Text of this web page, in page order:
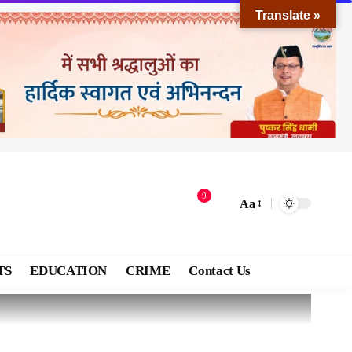
9
Aa
EDUCATION CRIME Contact Us
Translate »